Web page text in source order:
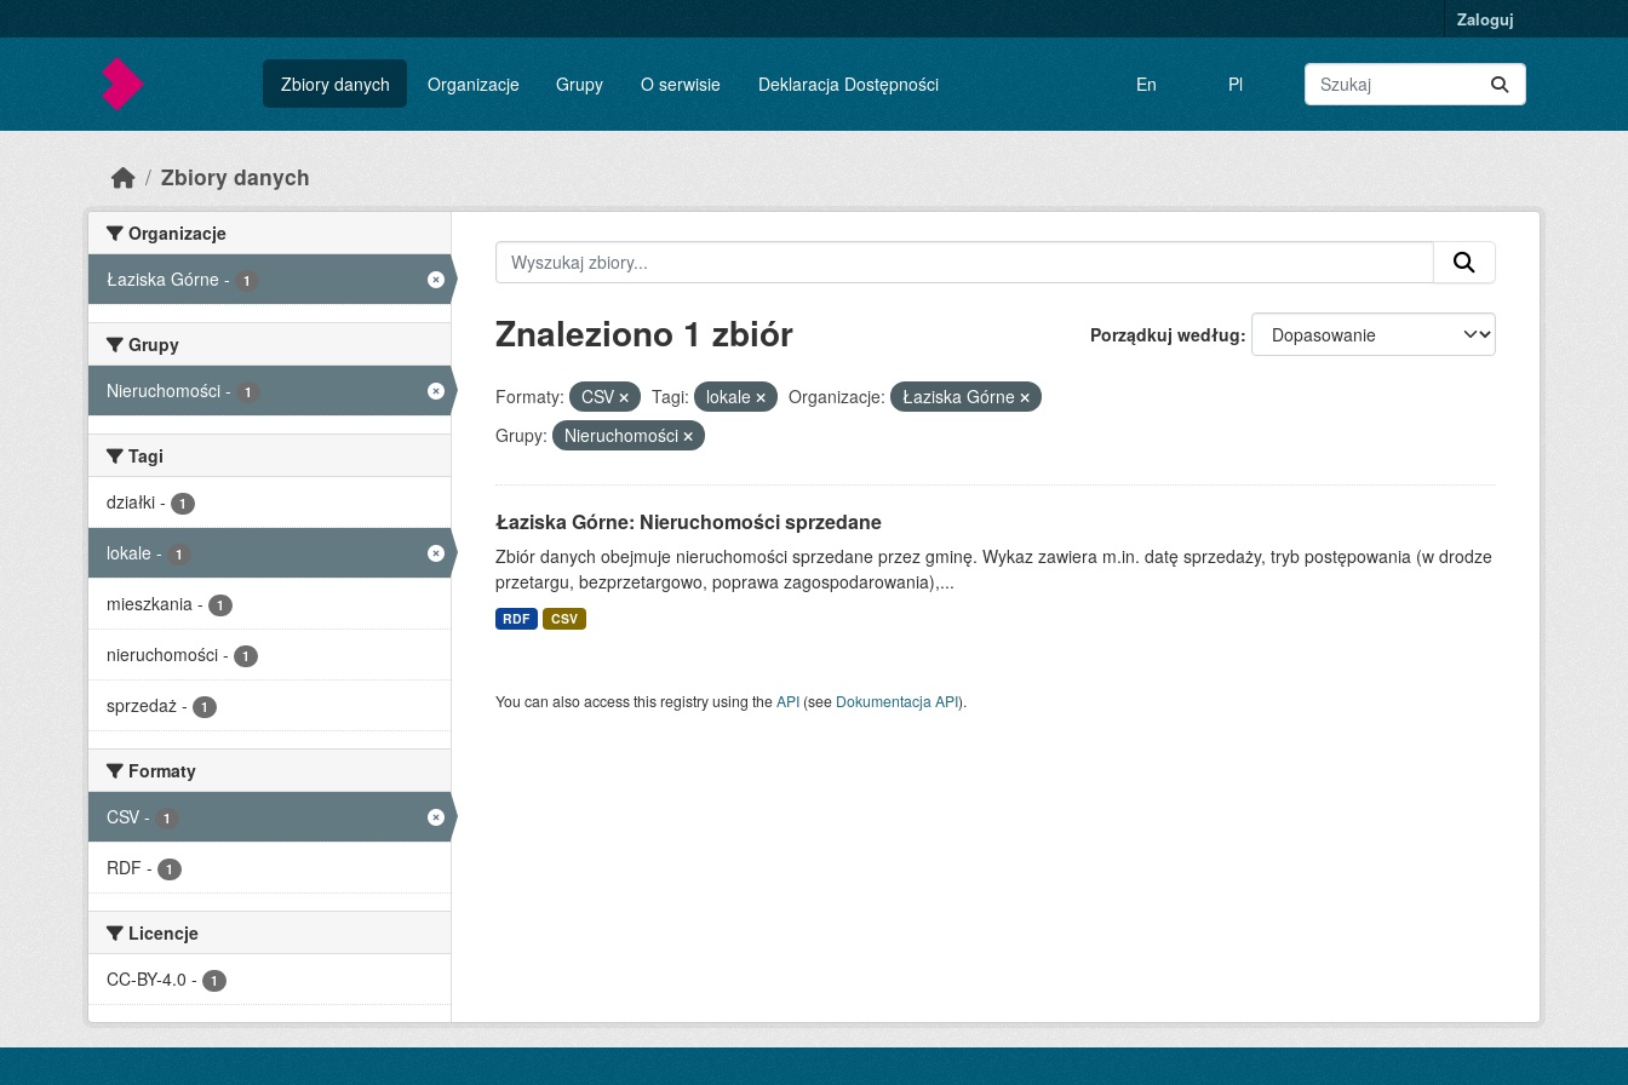
Zaloguj
Zbiory danych Organizacje Grupy O serwisie Deklaracja Dostępności En Pl
Zbiory danych
Organizacje
Łaziska Górne - 1
Grupy
Nieruchomości - 1
Tagi
działki - 1
lokale - 1
mieszkania - 1
nieruchomości - 1
sprzedaż - 1
Formaty
CSV - 1
RDF - 1
Licencje
CC-BY-4.0 - 1
Porządkuj według
Znaleziono 1 zbiór
Formaty: CSV Tagi: lokale Organizacje:
Łaziska Górne
Grupy:
Nieruchomości
Łaziska Górne: Nieruchomości sprzedane
Zbiór danych obejmuje nieruchomości sprzedane przez gminę. Wykaz zawiera m.in. datę sprzedaży, tryb postępowania (w drodze
przetargu, bezprzetargowo, poprawa zagospodarowania),...
RDF CSV
You can also access this registry using theAPI(see Dokumentacja API).